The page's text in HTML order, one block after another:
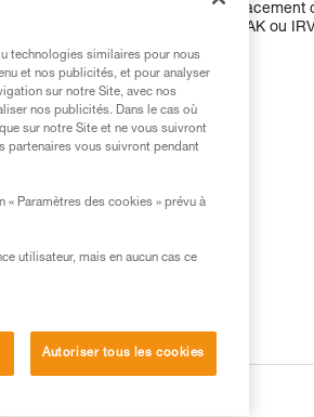
des crampons LYNX pour le
crampons DART, SARKEN, VASAK ou
revendeur
technologies similaires pour nous
et nos publicités, et pour analyser
sur notre Site, avec nos
nos publicités. Dans le cas où
sur notre Site et ne vous suivront
partenaires vous suivront pendant
Paramètres des cookies » prévu à
utilisateur, mais en aucun cas ce
Autoriser tous les cookies